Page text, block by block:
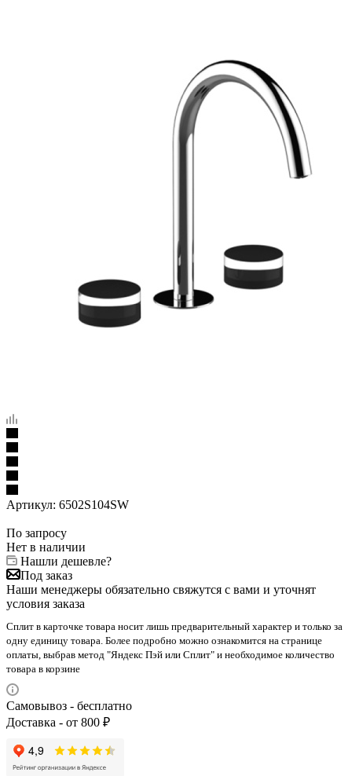
Артикул: 6502S104SW
По запросу
Нет в наличии
Нашли дешевле?
Под заказ
Наши менеджеры обязательно свяжутся с вами и уточнят
условия заказа
Сплит в карточке товара носит лишь предварительный характер и только за
одну единицу товара. Более подробно можно ознакомится на странице
оплаты, выбрав метод "Яндекс Пэй или Сплит" и необходимое количество
товара в корзине
Самовывоз - бесплатно
Доставка - от 800 ₽